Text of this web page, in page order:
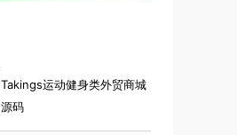
Takings运动健身类外贸商城
源码